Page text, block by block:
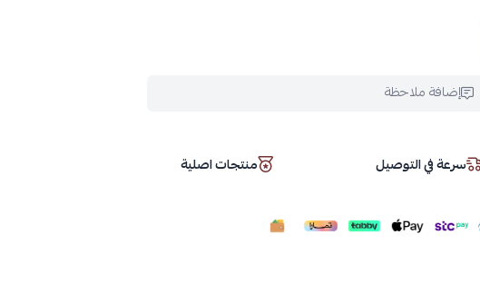
إضافة ملاحظة
سرعة في التوصيل منتجات اصلية